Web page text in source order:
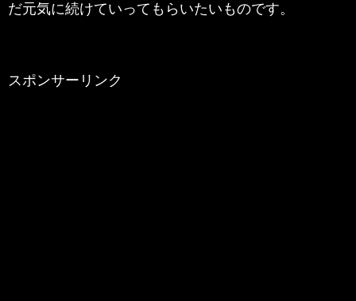
だ元気に続けていってもらいたいものです。
スポンサーリンク